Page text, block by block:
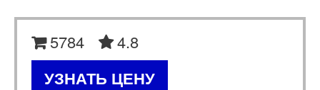
5784 4.8
УЗНАТЬ ЦЕНУ